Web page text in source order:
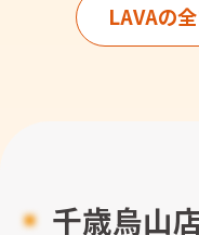
LAVAの
千歳烏山